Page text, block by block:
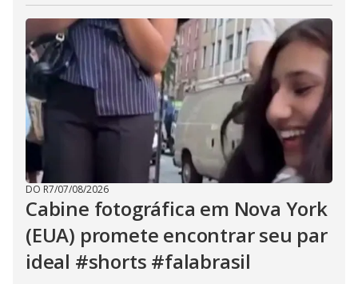
DO R7/07/08/2026
Cabine fotográfica em Nova York
(EUA) promete encontrar seu par
ideal #shorts #falabrasil